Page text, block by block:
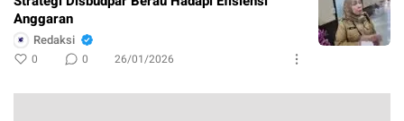
Anggaran
Redaksi
0 0 26/01/2026